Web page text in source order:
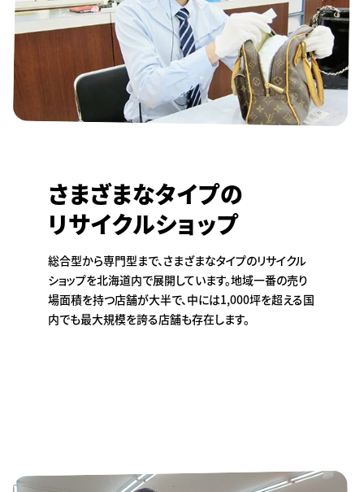
さまざまなタイプの
リサイクルショップ
総合型から専門型まで、さまざまなタイプのリサイクル
ショップを北海道内で展開しています。地域一番の売り
場面積を持つ店舗が大半で、中には1,000坪を超える国
内でも最大規模を誇る店舗も存在します。